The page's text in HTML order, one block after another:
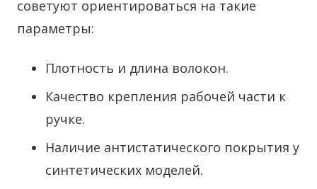
советуют ориентироваться на такие
параметры:
Плотность и длина волокон.
Качество крепления рабочей части к
ручке.
Наличие антистатического покрытия у
синтетических моделей.